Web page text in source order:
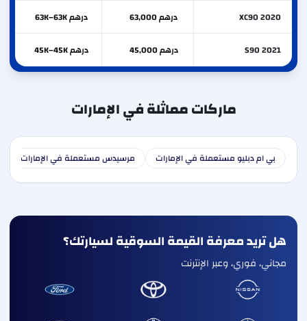
XC90 2020 درهم 63,000 درهم 63K–63K
S90 2021 درهم 45,000 درهم 45K–45K
ماركات مماثلة في الإمارات
بي ام دبليو مستعملة في الإمارات مرسيدس مستعملة في الإمارات
هل تريد معرفة القيمة السوقية لسيارتك؟
مجاني، فوري، وعبر الإنترنت